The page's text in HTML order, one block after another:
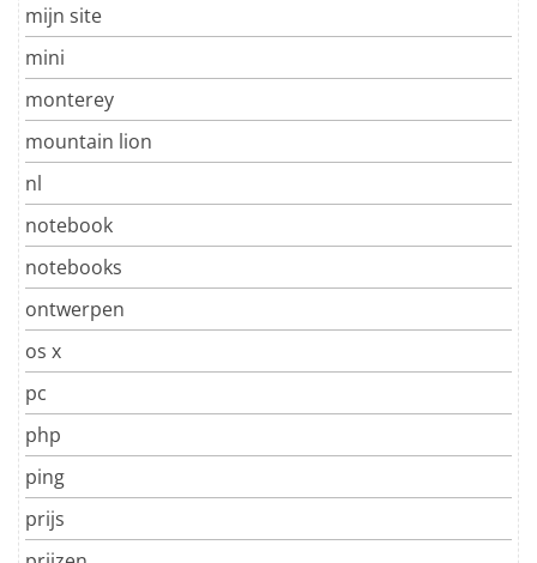
mijn site
mini
monterey
mountain lion
nl
notebook
notebooks
ontwerpen
os x
pc
php
ping
prijs